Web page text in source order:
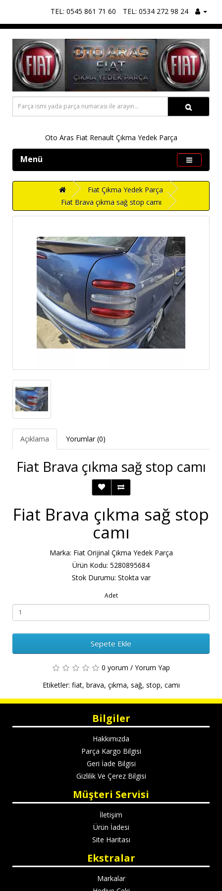
TEL: 0545 861 71 60 TEL: 0534 272 98 24
Oto Aras Fiat Renault Çıkma Yedek Parça
Menü
Fiat Çıkma Yedek Parça
Fiat Brava çıkma sağ stop camı
Açıklama Yorumlar (0)
Fiat Brava çıkma sağ stop camı
Fiat Brava çıkma sağ stop
camı
Marka: Fiat Orijinal Çıkma Yedek Parça
Ürün Kodu: 5280895684
Stok Durumu: Stokta var
Adet
Sepete Ekle
0 yorum / Yorum Yap
Etiketler: fiat, brava, çıkma, sağ, stop, camı
Bilgiler
Hakkımızda
Parça Kargo Bilgisi
Geri İade Bilgisi
Gizlilik Ve Çerez Bilgisi
Müşteri Servisi
İletişim
Ürün İadesi
Site Haritası
Ekstralar
Markalar